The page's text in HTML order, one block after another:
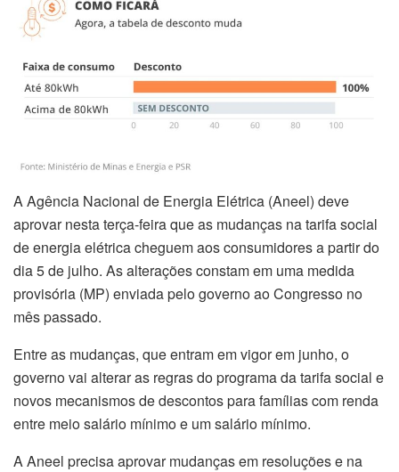
A Agência Nacional de Energia Elétrica (Aneel) deve
aprovar nesta terça-feira que as mudanças na tarifa social
de energia elétrica cheguem aos consumidores a partir do
dia 5 de julho. As alterações constam em uma medida
provisória (MP) enviada pelo governo ao Congresso no
mês passado.
Entre as mudanças, que entram em vigor em junho, o
governo vai alterar as regras do programa da tarifa social e
novos mecanismos de descontos para famílias com renda
entre meio salário mínimo e um salário mínimo.
A Aneel precisa aprovar mudanças em resoluções e na